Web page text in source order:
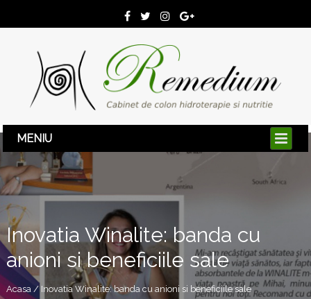
Inovatia Winalite: banda cu
anioni si beneficiile sale
Acasa / Inovatia Winalite: banda cu anioni si beneficiile sale